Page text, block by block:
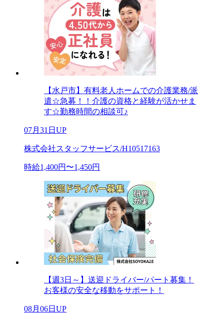
【水戸市】有料老人ホームでの介護業務/派
遣☆急募！！介護の資格と経験が活かせま
す☆勤務時間の相談可♪
07月31日UP
株式会社スタッフサービス/H10517163
時給1,400円〜1,450円
【週3日～】送迎ドライバー/パート募集！
お客様の安全な移動をサポート！
08月06日UP